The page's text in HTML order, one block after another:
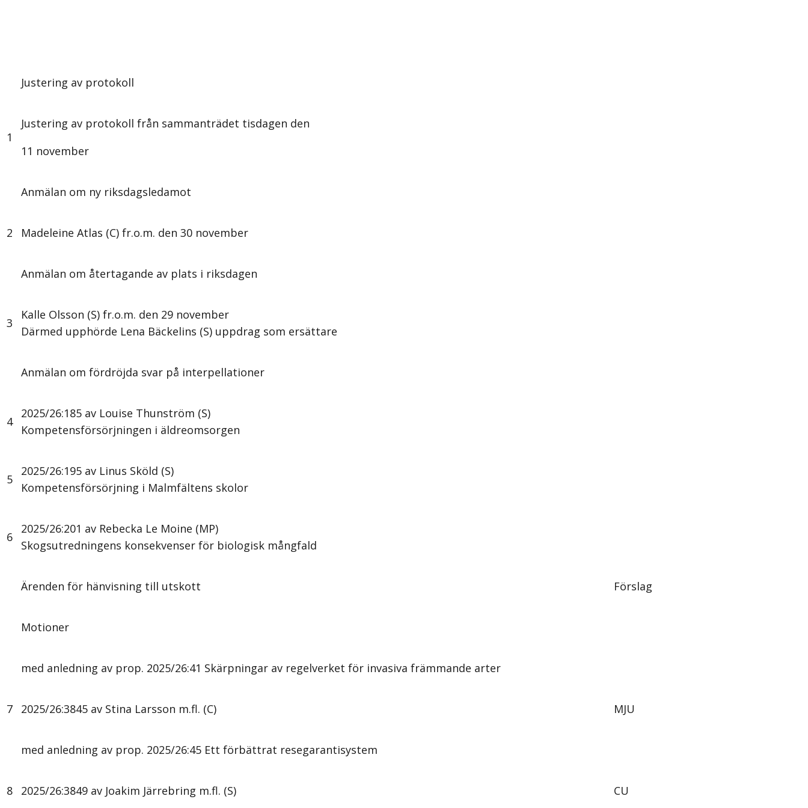
Justering av protokoll
1
Justering av protokoll från sammanträdet tisdagen den
11 november
Anmälan om ny riksdagsledamot
2 Madeleine Atlas (C) fr.o.m. den 30 november
Anmälan om återtagande av plats i riksdagen
3
Kalle Olsson (S) fr.o.m. den 29 november
Därmed upphörde Lena Bäckelins (S) uppdrag som ersättare
Anmälan om fördröjda svar på interpellationer
4
2025/26:185 av Louise Thunström (S)
Kompetensförsörjningen i äldreomsorgen
5
2025/26:195 av Linus Sköld (S)
Kompetensförsörjning i Malmfältens skolor
6
2025/26:201 av Rebecka Le Moine (MP)
Skogsutredningens konsekvenser för biologisk mångfald
Ärenden för hänvisning till utskott Förslag
Motioner
med anledning av prop. 2025/26:41 Skärpningar av regelverket för invasiva främmande arter
7 2025/26:3845 av Stina Larsson m.fl. (C) MJU
med anledning av prop. 2025/26:45 Ett förbättrat resegarantisystem
8 2025/26:3849 av Joakim Järrebring m.fl. (S) CU